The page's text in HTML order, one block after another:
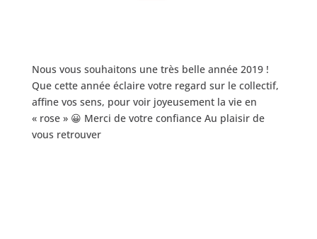
Nous vous souhaitons une très belle année 2019 !
Que cette année éclaire votre regard sur le collectif,
affine vos sens, pour voir joyeusement la vie en
« rose » 😀 Merci de votre confiance Au plaisir de
vous retrouver